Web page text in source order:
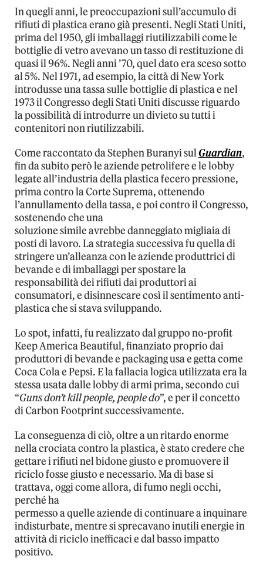
In quegli anni, le preoccupazioni sull’accumulo di
rifiuti di plastica erano già presenti. Negli Stati Uniti,
prima del 1950, gli imballaggi riutilizzabili come le
bottiglie di vetro avevano un tasso di restituzione di
quasi il 96%. Negli anni ’70, quel dato era sceso sotto
al 5%. Nel 1971, ad esempio, la città di New York
introdusse una tassa sulle bottiglie di plastica e nel
1973 il Congresso degli Stati Uniti discusse riguardo
la possibilità di introdurre un divieto su tutti i
contenitori non riutilizzabili.
Come raccontato da Stephen Buranyi sulGuardian,
fin da subito però le aziende petrolifere e le lobby
legate all’industria della plastica fecero pressione,
prima contro la Corte Suprema, ottenendo
l’annullamento della tassa, e poi contro il Congresso,
sostenendo che una
soluzione simile avrebbe danneggiato migliaia di
posti di lavoro. La strategia successiva fu quella di
stringere un’alleanza con le aziende produttrici di
bevande e di imballaggi per spostare la
responsabilità dei rifiuti dai produttori ai
consumatori, e disinnescare così il sentimento anti-
plastica che si stava sviluppando.
Lo spot, infatti, fu realizzato dal gruppo no-profit
Keep America Beautiful, finanziato proprio dai
produttori di bevande e packaging usa e getta come
Coca Cola e Pepsi. E la fallacia logica utilizzata era la
stessa usata dalle lobby di armi prima, secondo cui
“Guns don’t kill people, people do”, e per il concetto
di Carbon Footprint successivamente.
La conseguenza di ciò, oltre a un ritardo enorme
nella crociata contro la plastica, è stato credere che
gettare i rifiuti nel bidone giusto e promuovere il
riciclo fosse giusto e necessario. Ma di base si
trattava, oggi come allora, di fumo negli occhi,
perché ha
permesso a quelle aziende di continuare a inquinare
indisturbate, mentre si sprecavano inutili energie in
attività di riciclo inefficaci e dal basso impatto
positivo.